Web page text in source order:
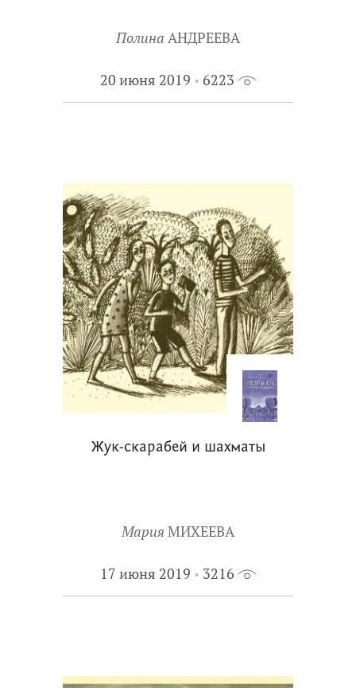
Полина АНДРЕЕВА
20 июня 2019 6223
Жук-скарабей и шахматы
Мария МИХЕЕВА
17 июня 2019 3216